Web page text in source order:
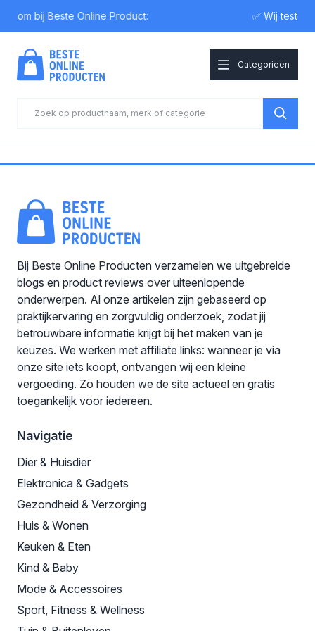
bij Beste Online Product: ✅ Wij testen
Categorieën
Bij Beste Online Producten verzamelen we uitgebreide
blogs en product reviews over uiteenlopende
onderwerpen. Al onze artikelen zijn gebaseerd op
praktijkervaring en zorgvuldig onderzoek, zodat jij
betrouwbare informatie krijgt bij het maken van je
keuzes. We werken met affiliate links: wanneer je via
onze site iets koopt, ontvangen wij een kleine
vergoeding. Zo houden we de site actueel en gratis
toegankelijk voor iedereen.
Navigatie
Dier & Huisdier
Elektronica & Gadgets
Gezondheid & Verzorging
Huis & Wonen
Keuken & Eten
Kind & Baby
Mode & Accessoires
Sport, Fitness & Wellness